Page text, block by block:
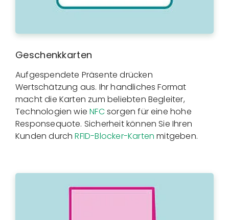
Geschenkkarten
Aufgespendete Präsente drücken
Wertschätzung aus. Ihr handliches Format
macht die Karten zum beliebten Begleiter,
Technologien wieNFCsorgen für eine hohe
Responsequote. Sicherheit können Sie Ihren
Kunden durchRFID-Blocker-Karten mitgeben.